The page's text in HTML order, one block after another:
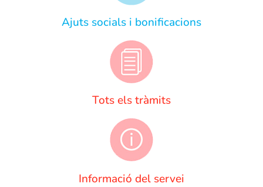
Ajuts socials i bonificacions
Tots els tràmits
Informació del servei